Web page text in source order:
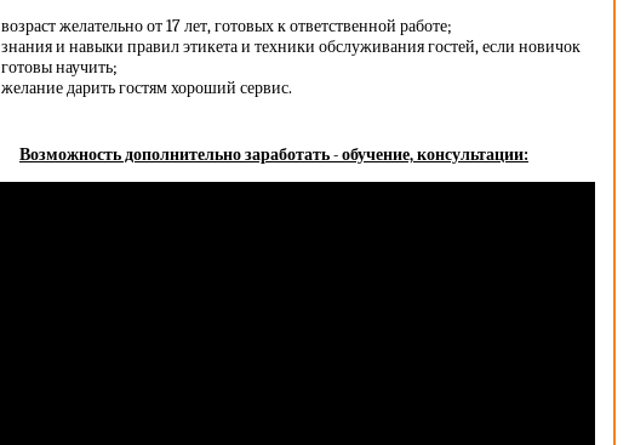
возраст желательно от 17 лет, готовых к ответственной работе;
знания и навыки правил этикета и техники обслуживания гостей, если новичок
готовы научить;
желание дарить гостям хороший сервис.
Возможность дополнительно заработать - обучение, консультации: